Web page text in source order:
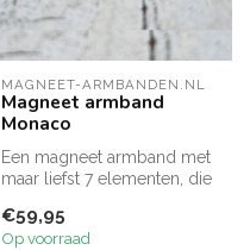
MAGNEET-ARMBANDEN.NL
Magneet armband
Monaco
Een magneet armband met
maar liefst 7 elementen, die
€59,95
Op voorraad